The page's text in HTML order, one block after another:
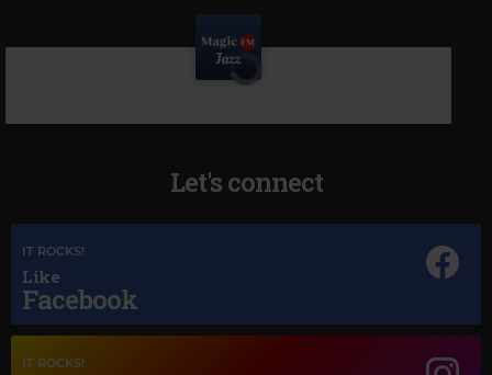
Let's connect
IT ROCKS!
Like
Facebook
IT ROCKS!